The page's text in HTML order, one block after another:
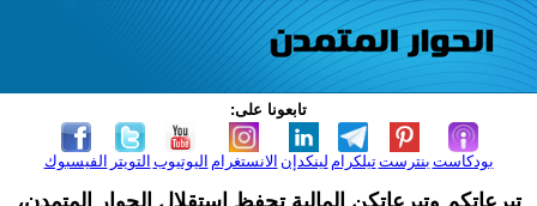
تابعونا على:
الفيسبوك التويتر اليوتيوب الانستغرام لينكدإن تيلكرامبنترست بودكاست
تبرعاتكم وتبرعاتكن المالية تحفظ استقلال الحوار المتمدن،